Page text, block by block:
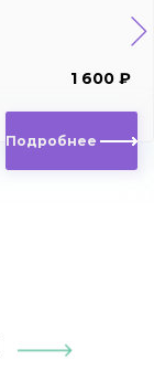
1 600 ₽
Подробнее